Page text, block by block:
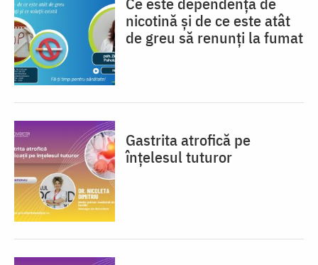
nicotină și de ce este atât
de greu să renunți la fumat
Gastrita atrofică pe
înțelesul tuturor